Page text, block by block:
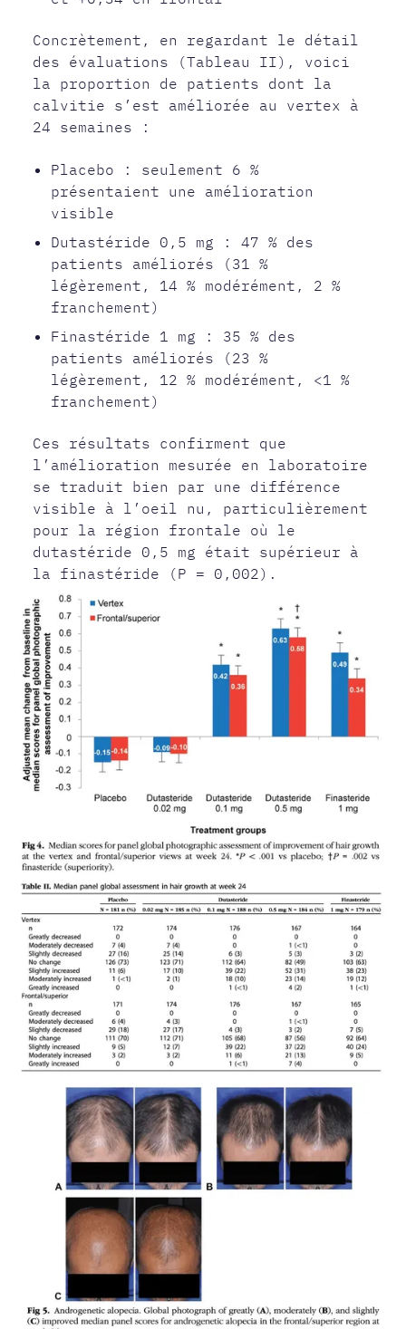
Concrètement, en regardant le détail
des évaluations (Tableau II), voici
la proportion de patients dont la
calvitie s’est améliorée au vertex à
24 semaines :
Placebo : seulement 6 %
présentaient une amélioration
visible
Dutastéride 0,5 mg : 47 % des
patients améliorés (31 %
légèrement, 14 % modérément, 2 %
franchement)
Finastéride 1 mg : 35 % des
patients améliorés (23 %
légèrement, 12 % modérément, <1 %
franchement)
Ces résultats confirment que
l’amélioration mesurée en laboratoire
se traduit bien par une différence
visible à l’oeil nu, particulièrement
pour la région frontale où le
dutastéride 0,5 mg était supérieur à
la finastéride (P = 0,002).